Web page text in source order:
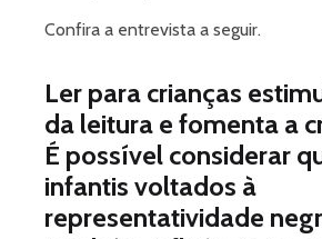
Confira a entrevista a seguir.
Ler para crianças
da leitura e fomenta a
É possível considerar
infantis voltados à
representatividade